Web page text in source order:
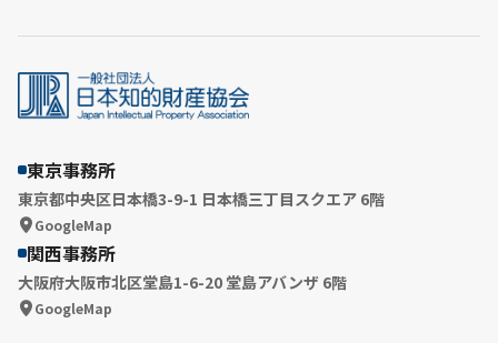
東京事務所
東京都中央区日本橋3-9-1 日本橋三丁目スクエア 6階
GoogleMap
関西事務所
大阪府大阪市北区堂島1-6-20 堂島アバンザ 6階
GoogleMap